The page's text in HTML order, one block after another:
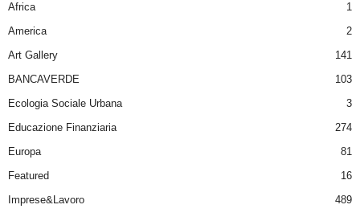
Africa
1
America
2
Art Gallery
141
BANCAVERDE
103
Ecologia Sociale Urbana
3
Educazione Finanziaria
274
Europa
81
Featured
16
Imprese&Lavoro
489